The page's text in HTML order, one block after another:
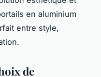
en aluminium
entre style,
de